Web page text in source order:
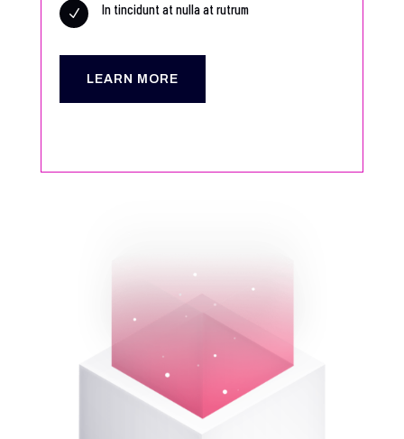
N In tincidunt at nulla at rutrum
LEARN MORE